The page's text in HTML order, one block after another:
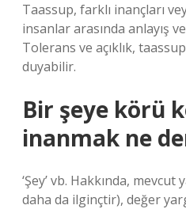
Taassup, farklı inançları
insanlar arasında anlayış
Tolerans ve açıklık,
duyabilir.
Bir şeye körü
inanmak ne
‘Şey’ vb. Hakkında,
daha da ilginçtir), değer